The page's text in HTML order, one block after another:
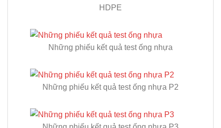
HDPE
Những phiếu kết quả test ống nhựa
Những phiếu kết quả test ống nhựa P2